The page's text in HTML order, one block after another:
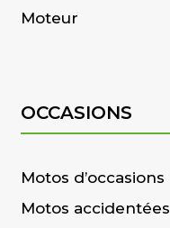
Moteur
OCCASIONS
Motos d’occasions
Motos accidentées